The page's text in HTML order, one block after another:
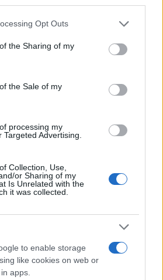
app uses one or more Google
or usage behaviour. You may click to
Google and its third-party tags to
specified purposes in below Google
Opt Outs
the Sharing of my
the Sale of my
processing my
Advertising.
Collection, Use,
or Sharing of my
Is Unrelated with the
it was collected.
to enable storage
like cookies on web or
apps.
Maria degli Angeli: migliaia di
francescano
2026